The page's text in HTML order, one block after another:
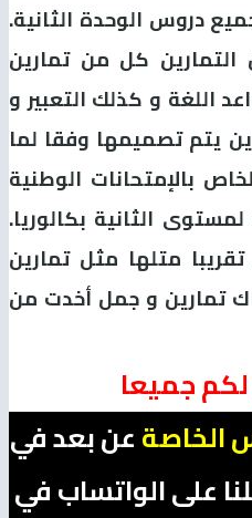
دروس الوحدة الثانية.
كل من تمارين
اللغة و كذلك التعبير و
يتم تصميمها وفقا لما
بالإمتحانات الوطنية
لمستوى الثانية بكالوريا.
متلها مثل تمارين
تمارين و جمل أخدت من
جميعا
الخاصةعن بعد في
على الواتساب في